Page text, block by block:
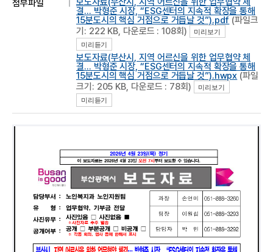
첨부파일
결… 박형준 시장, “ESG센터의 지속적 확장을 통해
15분도시의 핵심 거점으로 거듭날 것”).pdf (파일크
기: 222 KB, 다운로드 : 108회)
미리보기
미리듣기
보도자료(부산시, 지역 어르신을 위한 업무협약 체
결… 박형준 시장, “ESG센터의 지속적 확장을 통해
15분도시의 핵심 거점으로 거듭날 것”).hwpx (파일
크기: 205 KB, 다운로드 : 78회)
미리보기
미리듣기